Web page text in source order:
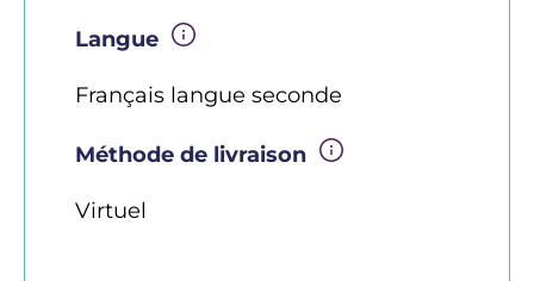
Langue
Français langue seconde
Méthode de livraison
Virtuel